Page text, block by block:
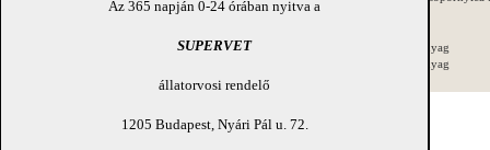
Az 365 napján 0-24 órában nyitva a
SUPERVET
állatorvosi rendelő
1205 Budapest, Nyári Pál u. 72.
Összes írásos anyag
Összes videó anyag
. Az
közölt képen látható kiskutya bélsármintájának
jól mutatja a méhen belüli fertőződés vagy az első
történő vagy a napos korban a környezetből felvett
fertőzőttségének fokát .